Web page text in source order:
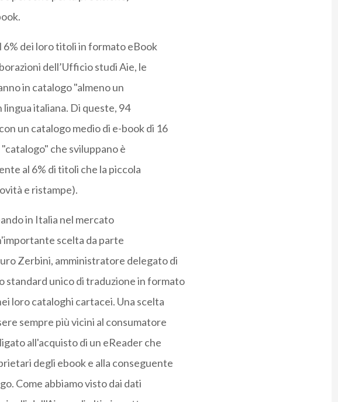
6% dei loro titoli in formato eBook
dell’Ufficio studi Aie, le
in catalogo "almeno un
italiana. Di queste, 94
un catalogo medio di e-book di 16
che sviluppano è
al 6% di titoli che la piccola
e ristampe).
in Italia nel mercato
scelta da parte
Zerbini, amministratore delegato di
standard unico di traduzione in formato
loro cataloghi cartacei. Una scelta
sempre più vicini al consumatore
all'acquisto di un eReader che
degli ebook e alla conseguente
Come abbiamo visto dai dati